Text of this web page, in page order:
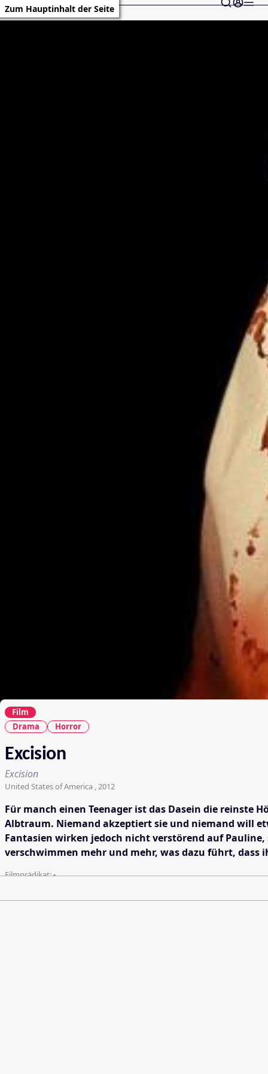
Zum Hauptinhalt der Seite
Film
Drama
Horror
Excision
Excision
United States of America , 2012
Für manch einen Teenager ist das Dasein die reinste
Albtraum. Niemand akzeptiert sie und niemand will
Fantasien wirken jedoch nicht verstörend auf
verschwimmen mehr und mehr, was dazu führt,
Filmprädikat:-